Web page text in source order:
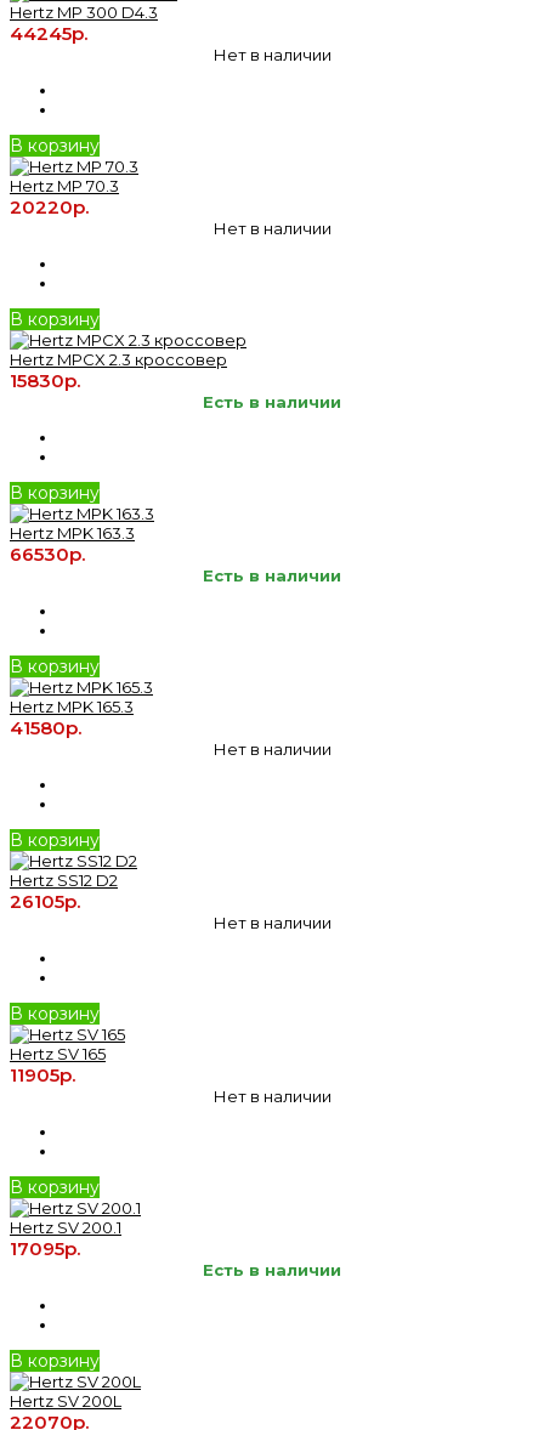
Hertz MP 300 D4.3
44245р.
Нет в наличии
В корзину
Hertz MP 70.3
20220р.
Нет в наличии
В корзину
Hertz MPCX 2.3 кроссовер
15830р.
Есть в наличии
В корзину
Hertz MPK 163.3
66530р.
Есть в наличии
В корзину
Hertz MPK 165.3
41580р.
Нет в наличии
В корзину
Hertz SS12 D2
26105р.
Нет в наличии
В корзину
Hertz SV 165
11905р.
Нет в наличии
В корзину
Hertz SV 200.1
17095р.
Есть в наличии
В корзину
Hertz SV 200L
22070р.